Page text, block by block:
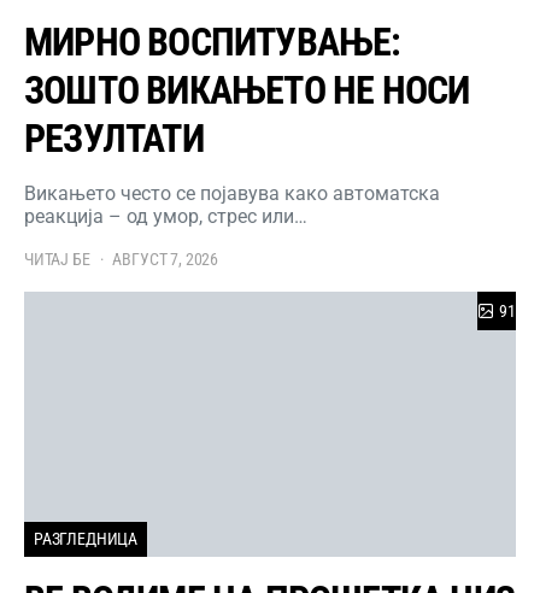
МИРНО ВОСПИТУВАЊЕ:
ЗОШТО ВИКАЊЕТО НЕ НОСИ
РЕЗУЛТАТИ
Викањето често се појавува како автоматска
реакција – од умор, стрес или…
ЧИТАЈ БЕ АВГУСТ 7, 2026
РАЗГЛЕДНИЦА
91